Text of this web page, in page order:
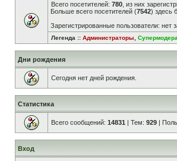
Всего посетителей: 780 , из них
Больше всего посетителей (7542) здесь
Зарегистрированные пользователи: нет
Легенда :: Администраторы
Дни рождения
Сегодня нет дней рождения.
Статистика
Всего сообщений: 14831 | Тем: 929 |
Вход